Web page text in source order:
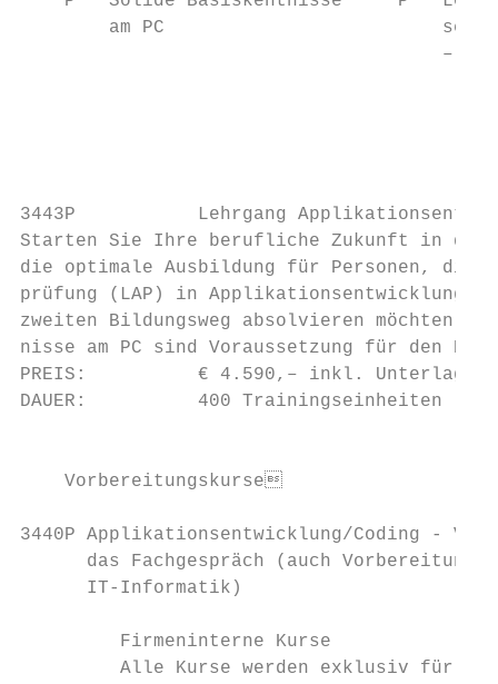
am PC
–
3443P           Lehrgang
Starten Sie Ihre berufliche Zukunft in
die optimale Ausbildung für Personen,
prüfung (LAP) in
zweiten Bildungsweg absolvieren
nisse am PC sind Voraussetzung für
PREIS:          € 4.590,– inkl. Unterlagen
DAUER:          400
Vorbereitungskurse
3440P Applikationsentwicklung/Coding
das Fachgespräch (auch Vorbereitung
IT-Informatik)
         Firmeninterne Kurse
Alle Kurse werden exklusiv für